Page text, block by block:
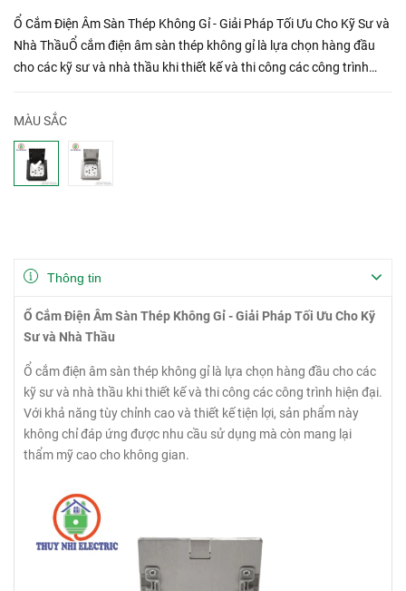
Ổ Cắm Điện Âm Sàn Thép Không Gỉ - Giải Pháp Tối Ưu Cho Kỹ Sư và
Nhà ThầuỔ cắm điện âm sàn thép không gỉ là lựa chọn hàng đầu
cho các kỹ sư và nhà thầu khi thiết kế và thi công các công trình
MÀU SẮC
Thông tin
Ổ Cắm Điện Âm Sàn Thép Không Gỉ - Giải Pháp Tối Ưu Cho Kỹ
Sư và Nhà Thầu
Ổ cắm điện âm sàn thép không gỉ là lựa chọn hàng đầu cho các
kỹ sư và nhà thầu khi thiết kế và thi công các công trình hiện đại.
Với khả năng tùy chỉnh cao và thiết kế tiện lợi, sản phẩm này
không chỉ đáp ứng được nhu cầu sử dụng mà còn mang lại
thẩm mỹ cao cho không gian.